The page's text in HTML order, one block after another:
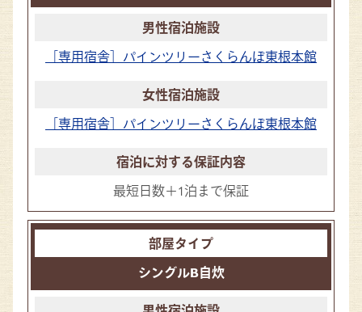
［専用宿舎］パインツリーさくらんぼ東根本館
［専用宿舎］パインツリーさくらんぼ東根本館
最短日数＋1泊まで保証
シングルB自炊